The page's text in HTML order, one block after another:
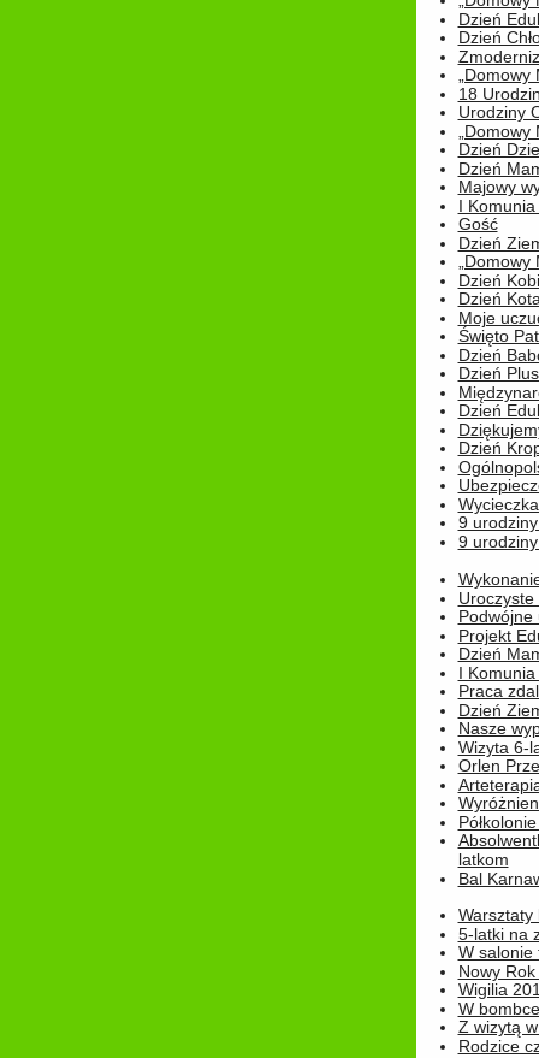
Dzień
Dzień
18
Urodziny
Dzień
Dzień
Majowy
I
Gość
Dzień
Dzień
Dzień
Moje
Święto
Dzień
Dzień
Dzień
Dzień
9
9
Podwójne
Projekt
Dzień
I
Praca
Dzień
Nasze
Wizyta 6-
Orlen
latkom
Bal
Warsztaty
5-latki na
W salonie
Nowy
Wigilia
W bombce
Z wizytą
Rodzice